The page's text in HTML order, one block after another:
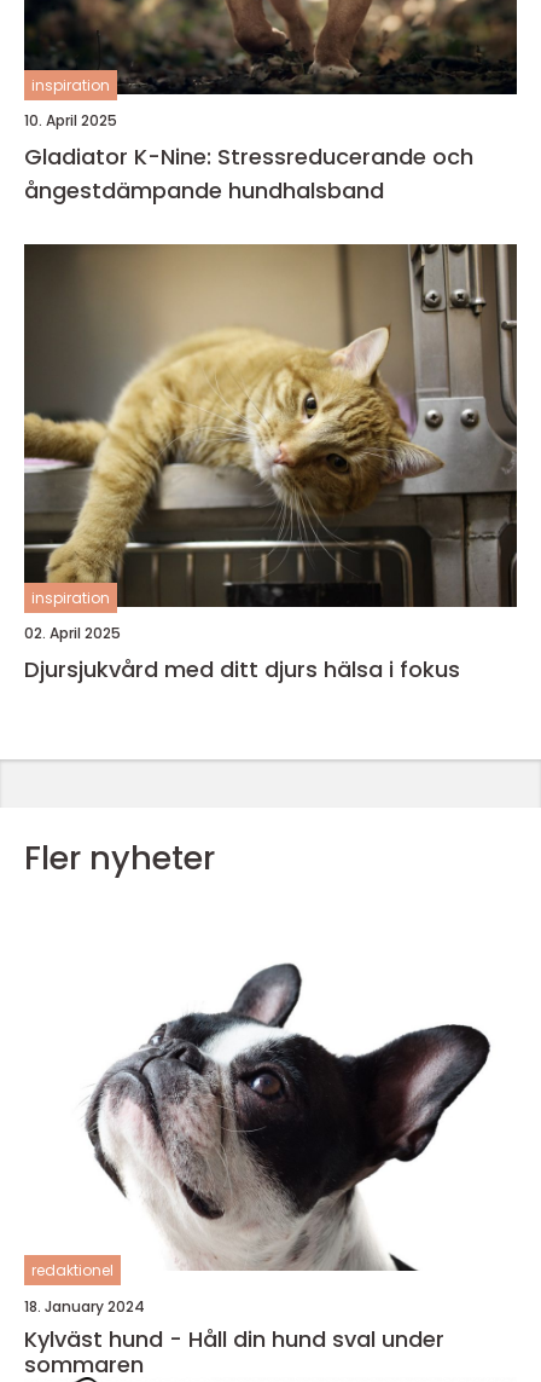
inspiration
10. April 2025
Gladiator K-Nine: Stressreducerande och
ångestdämpande hundhalsband
inspiration
02. April 2025
Djursjukvård med ditt djurs hälsa i fokus
Fler nyheter
redaktionel
18. January 2024
Kylväst hund - Håll din hund sval under
sommaren